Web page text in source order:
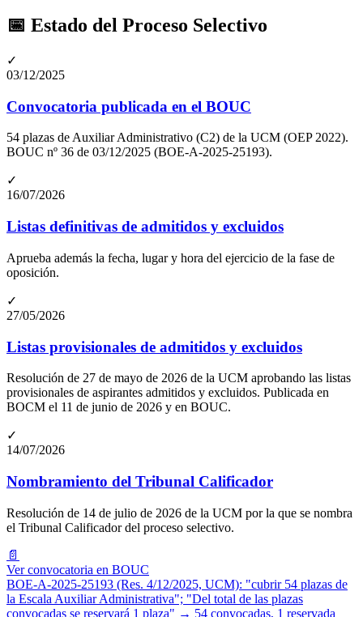
📅 Estado del Proceso Selectivo
✓
03/12/2025
Convocatoria publicada en el BOUC
54 plazas de Auxiliar Administrativo (C2) de la UCM (OEP 2022).
BOUC nº 36 de 03/12/2025 (BOE-A-2025-25193).
✓
16/07/2026
Listas definitivas de admitidos y excluidos
Aprueba además la fecha, lugar y hora del ejercicio de la fase de
oposición.
✓
27/05/2026
Listas provisionales de admitidos y excluidos
Resolución de 27 de mayo de 2026 de la UCM aprobando las listas
provisionales de aspirantes admitidos y excluidos. Publicada en
BOCM el 11 de junio de 2026 y en BOUC.
✓
14/07/2026
Nombramiento del Tribunal Calificador
Resolución de 14 de julio de 2026 de la UCM por la que se nombra
el Tribunal Calificador del proceso selectivo.
📄
Ver convocatoria en BOUC
BOE-A-2025-25193 (Res. 4/12/2025, UCM): "cubrir 54 plazas de
la Escala Auxiliar Administrativa"; "Del total de las plazas
convocadas se reservará 1 plaza" → 54 convocadas, 1 reservada